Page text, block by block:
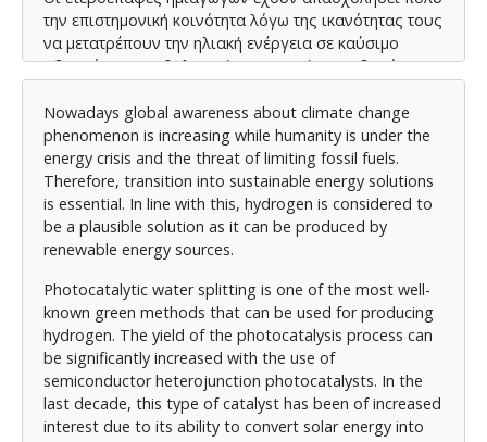
την επιστημονική κοινότητα λόγω της ικανότητας τους
να μετατρέπουν την ηλιακή ενέργεια σε καύσιμο
υδρογόνο. Η ορθολογική κατασκευή ετεροδομών με
να συνδυάσει τα πλεονεκτήματα των διαφορετικών
συστατικών, να βελτιώσει τον φωτοεπαγόμενο
διαχωρισμό φορέων φορτίων, να διευρύνει το
φάσμα απορρόφησης του ορατού φωτός και να
διατηρήσει την υψηλή ικανότητα οξειδοαναγωγής
των φωτοκαταλυτών. Μάλιστα, οι σύγχρονες έρευνες
για τον σχηματισμό ετεροδομών με βάση το g-C
πλεονεκτήματα που χαρακτηρίζουν αυτόν τον
ημιαγωγό. Ενδεικτικά αναφέρονται η εύκολη
σύνθεση, η υψηλή σταθερότητα, και οι μοναδικές
ηλεκτροοπτικές του ιδιότητες.
Κατά συνέπεια, η παρούσα διπλωματική εργασία
αποτελεί μια βιβλιογραφική ανασκόπηση στα βασικά
Nowadays global awareness about climate change
phenomenon is increasing while humanity is under the
energy crisis and the threat of limiting fossil fuels.
Therefore, transition into sustainable energy solutions
is essential. In line with this, hydrogen is considered to
be a plausible solution as it can be produced by
renewable energy sources.
Photocatalytic water splitting is one of the most well-
known green methods that can be used for producing
hydrogen. The yield of the photocatalysis process can
be significantly increased with the use of
semiconductor heterojunction photocatalysts. In the
last decade, this type of catalyst has been of increased
interest due to its ability to convert solar energy into